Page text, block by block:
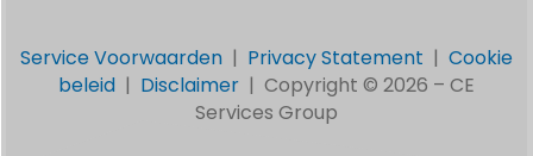
Service Voorwaarden | Privacy Statement | Cookie
beleid | Disclaimer | Copyright © 2026 – CE
Services Group